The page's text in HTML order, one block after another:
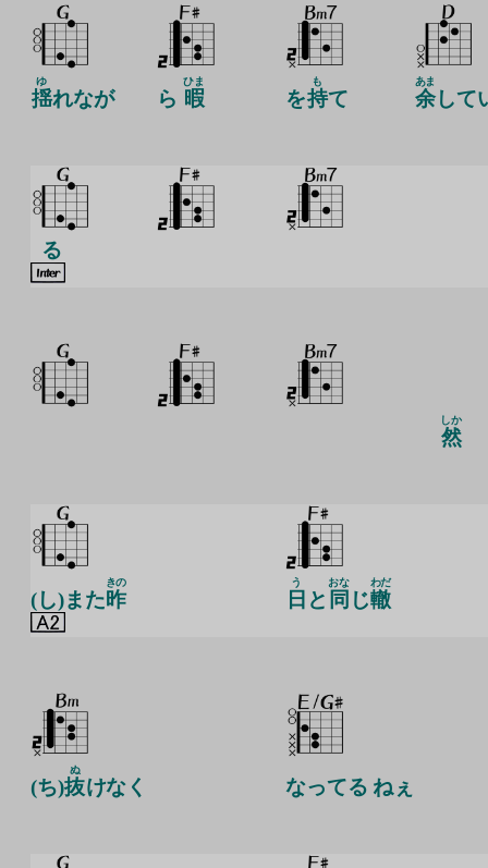
揺
ゆ
れなが ら 暇
ひま
を持
も
て 余
あま
して
る
然
しか
(し)また昨
きの
日
う
と 同
おな
じ轍
わだ
(ち)抜
ぬ
けなく なってる ねぇ